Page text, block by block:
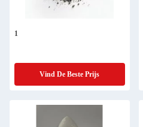
1
Vind De Beste Prijs